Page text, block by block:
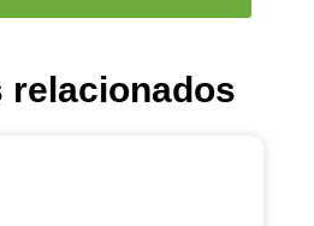
relacionados